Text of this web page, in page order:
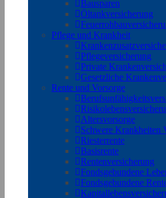
Bausparen
Öltankversicherung
Pflege und Krankheit
Pflegeversicherung
Private
Gesetzliche
Rente und Vorsorge
Altersvorsorge
Schwere Krankheiten
Riesterrente
Basisrente
Rentenversicherung
Fondsgebundene
Fondsgebundene